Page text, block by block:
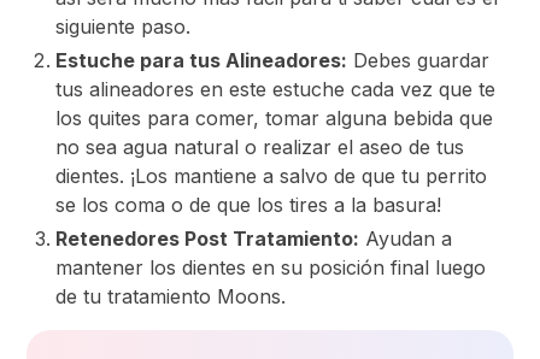
siguiente paso.
Estuche para tus Alineadores: Debes guardar
tus alineadores en este estuche cada vez que te
los quites para comer, tomar alguna bebida que
no sea agua natural o realizar el aseo de tus
dientes. ¡Los mantiene a salvo de que tu perrito
se los coma o de que los tires a la basura!
Retenedores Post Tratamiento: Ayudan a
mantener los dientes en su posición final luego
de tu tratamiento Moons.